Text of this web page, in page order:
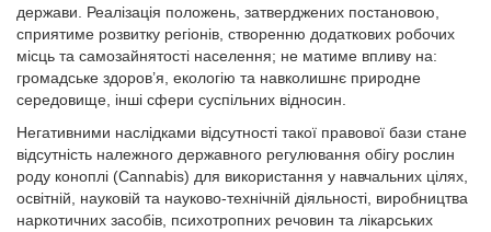
держави. Реалізація положень, затверджених постановою,
сприятиме розвитку регіонів, створенню додаткових робочих
місць та самозайнятості населення; не матиме впливу на:
громадське здоров’я, екологію та навколишнє природне
середовище, інші сфери суспільних відносин.
Негативними наслідками відсутності такої правової бази стане
відсутність належного державного регулювання обігу рослин
роду коноплі (Cannabis) для використання у навчальних цілях,
освітній, науковій та науково-технічній діяльності, виробництва
наркотичних засобів, психотропних речовин та лікарських